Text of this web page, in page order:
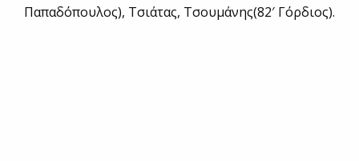
Παπαδόπουλος), Τσιάτας, Τσουμάνης(82′ Γόρδιος).